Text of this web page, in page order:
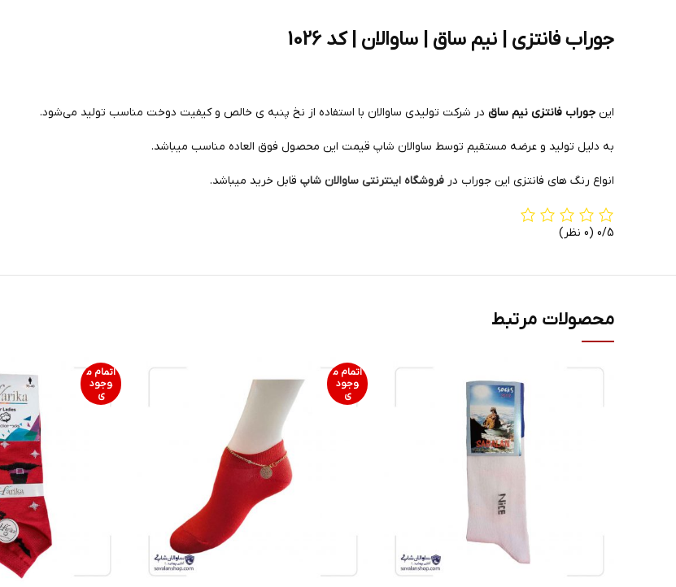
جوراب فانتزی | نیم ساق | ساوالان | کد 1026
این جوراب فانتزی نیم ساق در شرکت تولیدی ساوالان با استفاده از نخ پنبه ی خالص و کیفیت دوخت مناسب تولید می‌شود.
به دلیل تولید و عرضه مستقیم توسط ساوالان شاپ قیمت این محصول فوق العاده مناسب میباشد.
انواع رنگ های فانتزی این جوراب در فروشگاه اینترنتی ساوالان شاپ قابل خرید میباشد.
0/5 (0 نظر)
محصولات مرتبط
اتمام م
وجود
ی
اتمام م
وجود
ی